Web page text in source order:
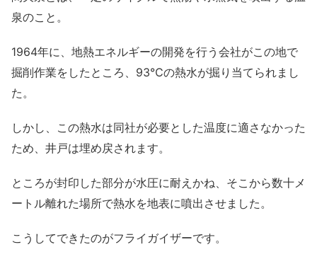
泉のこと。
1964年に、地熱エネルギーの開発を行う会社がこの地で
掘削作業をしたところ、93℃の熱水が掘り当てられまし
た。
しかし、この熱水は同社が必要とした温度に適さなかった
ため、井戸は埋め戻されます。
ところが封印した部分が水圧に耐えかね、そこから数十メ
ートル離れた場所で熱水を地表に噴出させました。
こうしてできたのがフライガイザーです。